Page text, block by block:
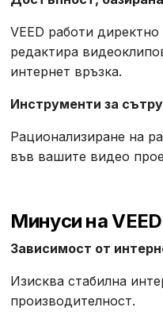
VEED работи
редактира
интернет връзка.
Инструменти за
Рационализиране на
във вашите видео
Минуси на VEED
Зависимост от
Изисква стабилна
производителност.